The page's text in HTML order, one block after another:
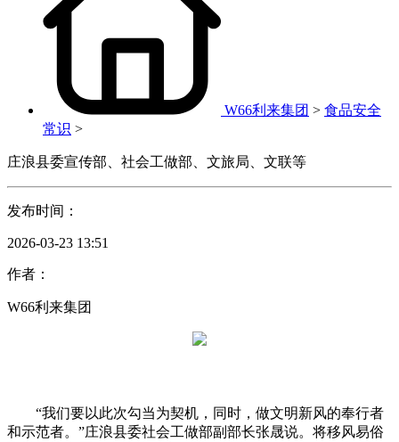
W66利来集团 > 食品安全
常识 >
庄浪县委宣传部、社会工做部、文旅局、文联等
发布时间：
2026-03-23 13:51
作者：
W66利来集团
“我们要以此次勾当为契机，同时，做文明新风的奉行者
和示范者。”庄浪县委社会工做部副部长张晟说。将移风易俗